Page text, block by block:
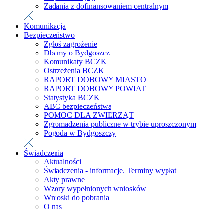
Zadania z dofinansowaniem centralnym
Komunikacja
Bezpieczeństwo
Zgłoś zagrożenie
Dbamy o Bydgoszcz
Komunikaty BCZK
Ostrzeżenia BCZK
RAPORT DOBOWY MIASTO
RAPORT DOBOWY POWIAT
Statystyka BCZK
ABC bezpieczeństwa
POMOC DLA ZWIERZĄT
Zgromadzenia publiczne w trybie uproszczonym
Pogoda w Bydgoszczy
Świadczenia
Aktualności
Świadczenia - informacje. Terminy wypłat
Akty prawne
Wzory wypełnionych wniosków
Wnioski do pobrania
O nas